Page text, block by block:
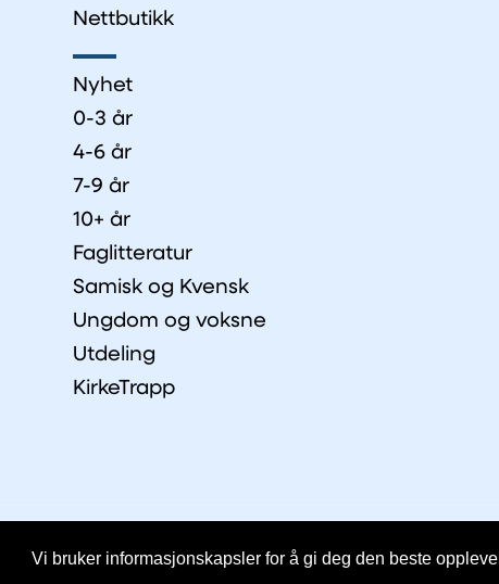
Vi bruker informasjonskapsler for å gi deg den beste
Nettbutikk
Nyhet
0-3 år
4-6 år
7-9 år
10+ år
Faglitteratur
Samisk og Kvensk
Ungdom og voksne
Utdeling
KirkeTrapp
© Copyright 2026 IKO | Personvernerklæring